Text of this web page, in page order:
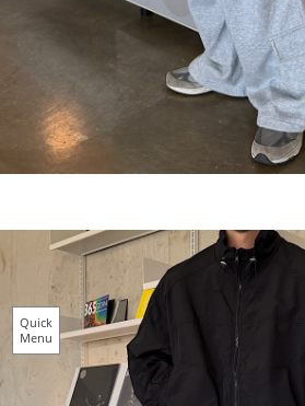
Quick
Menu